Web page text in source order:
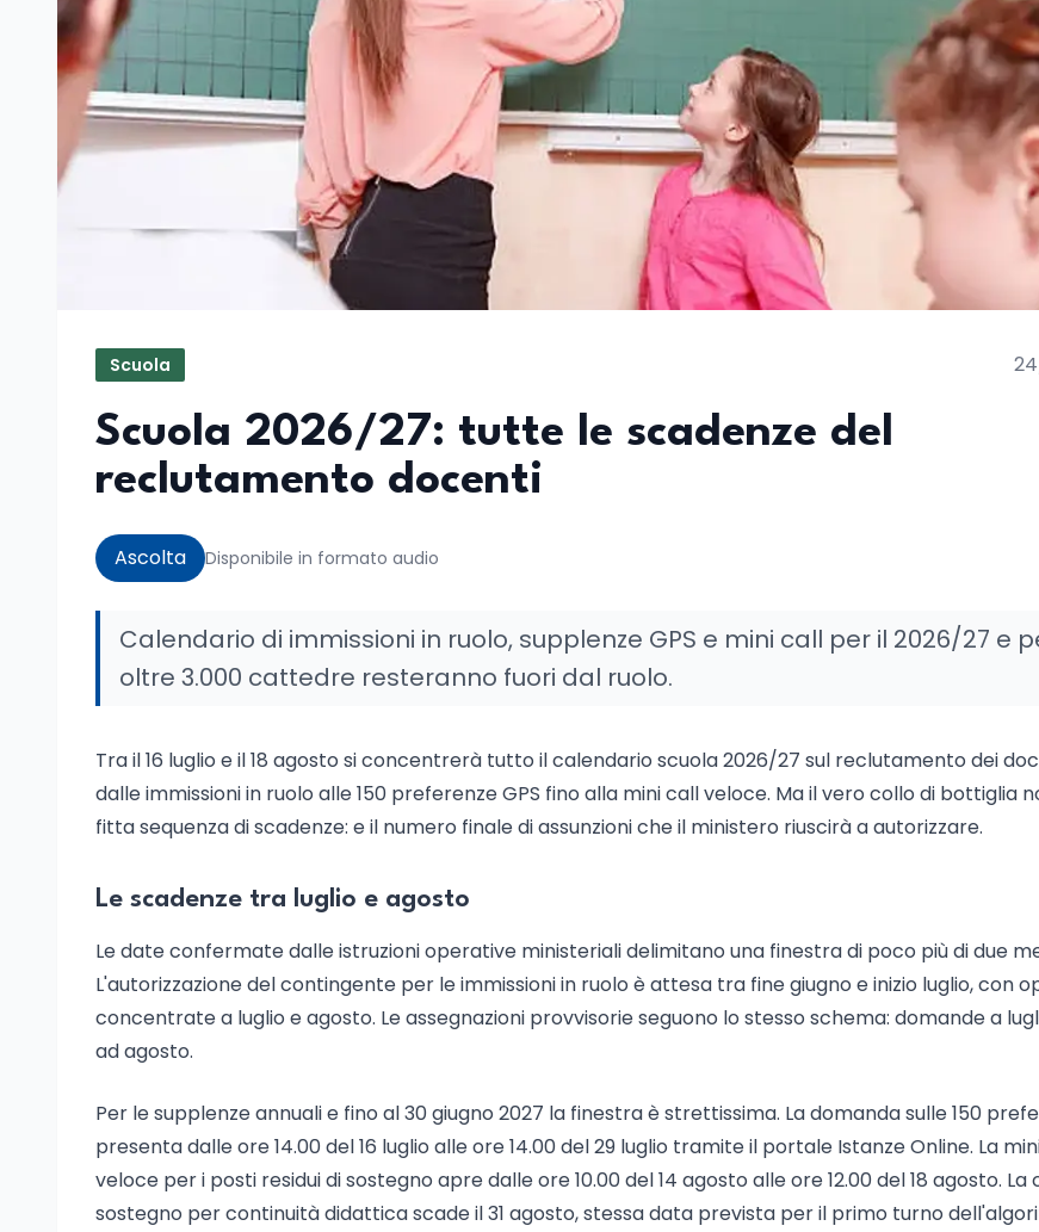
Scuola
Scuola 2026/27: tutte le scadenze del
reclutamento docenti
Ascolta Disponibile in formato audio
Calendario di immissioni in ruolo, supplenze GPS e mini call per il 2026/27 e
oltre 3.000 cattedre resteranno fuori dal ruolo.
Tra il 16 luglio e il 18 agosto si concentrerà tutto il calendario scuola 2026/27 sul reclutamento dei
dalle immissioni in ruolo alle 150 preferenze GPS fino alla mini call veloce. Ma il vero collo di bottiglia
fitta sequenza di scadenze: e il numero finale di assunzioni che il ministero riuscirà a autorizzare.
Le scadenze tra luglio e agosto
Le date confermate dalle istruzioni operative ministeriali delimitano una finestra di poco più di due
L'autorizzazione del contingente per le immissioni in ruolo è attesa tra fine giugno e inizio luglio, con
concentrate a luglio e agosto. Le assegnazioni provvisorie seguono lo stesso schema: domande a
ad agosto.
Per le supplenze annuali e fino al 30 giugno 2027 la finestra è strettissima. La domanda sulle 150
presenta dalle ore 14.00 del 16 luglio alle ore 14.00 del 29 luglio tramite il portale Istanze Online. La
veloce per i posti residui di sostegno apre dalle ore 10.00 del 14 agosto alle ore 12.00 del 18 agosto.
sostegno per continuità didattica scade il 31 agosto, stessa data prevista per il primo turno